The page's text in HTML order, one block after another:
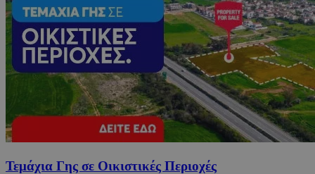
Τεμάχια Γης σε Οικιστικές Περιοχές